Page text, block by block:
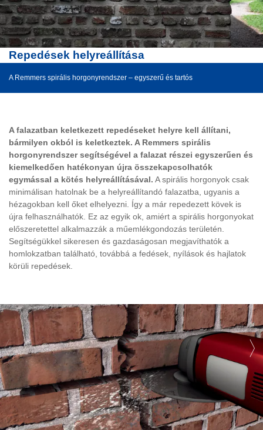
Repedések helyreállítása
A Remmers spirális horgonyrendszer – egyszerű és tartós
A falazatban keletkezett repedéseket helyre kell állítani,
bármilyen okból is keletkeztek. A Remmers spirális
horgonyrendszer segítségével a falazat részei egyszerűen és
kiemelkedően hatékonyan újra összekapcsolhatók
egymással a kötés helyreállításával. A spirális horgonyok csak
minimálisan hatolnak be a helyreállítandó falazatba, ugyanis a
hézagokban kell őket elhelyezni. Így a már repedezett kövek is
újra felhasználhatók. Ez az egyik ok, amiért a spirális horgonyokat
előszeretettel alkalmazzák a műemlékgondozás területén.
Segítségükkel sikeresen és gazdaságosan megjavíthatók a
homlokzatban található, továbbá a fedések, nyílások és hajlatok
körüli repedések.